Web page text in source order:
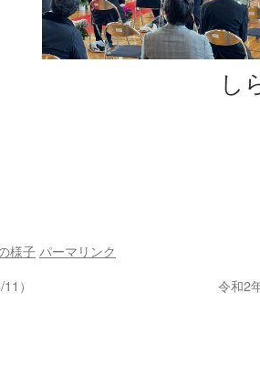
かし台小
様子 パーマリンク
） 令和2